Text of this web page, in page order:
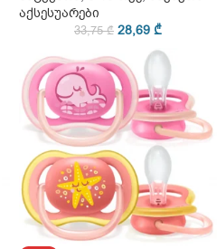
აქსესუარები
33,75₾ 28,69 ₾